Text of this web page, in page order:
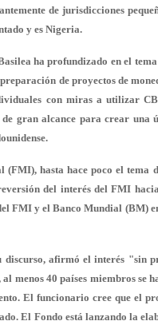
de jurisdicciones
y es Nigeria.
ha profundizado en el
de proyectos de
con miras a utilizar
gran alcance para crear una
hasta hace poco el tema
del interés del FMI
FMI y el Banco Mundial (BM)
discurso, afirmó el interés "sin
menos 40 países miembros se
El funcionario cree que el
El Fondo está lanzando la